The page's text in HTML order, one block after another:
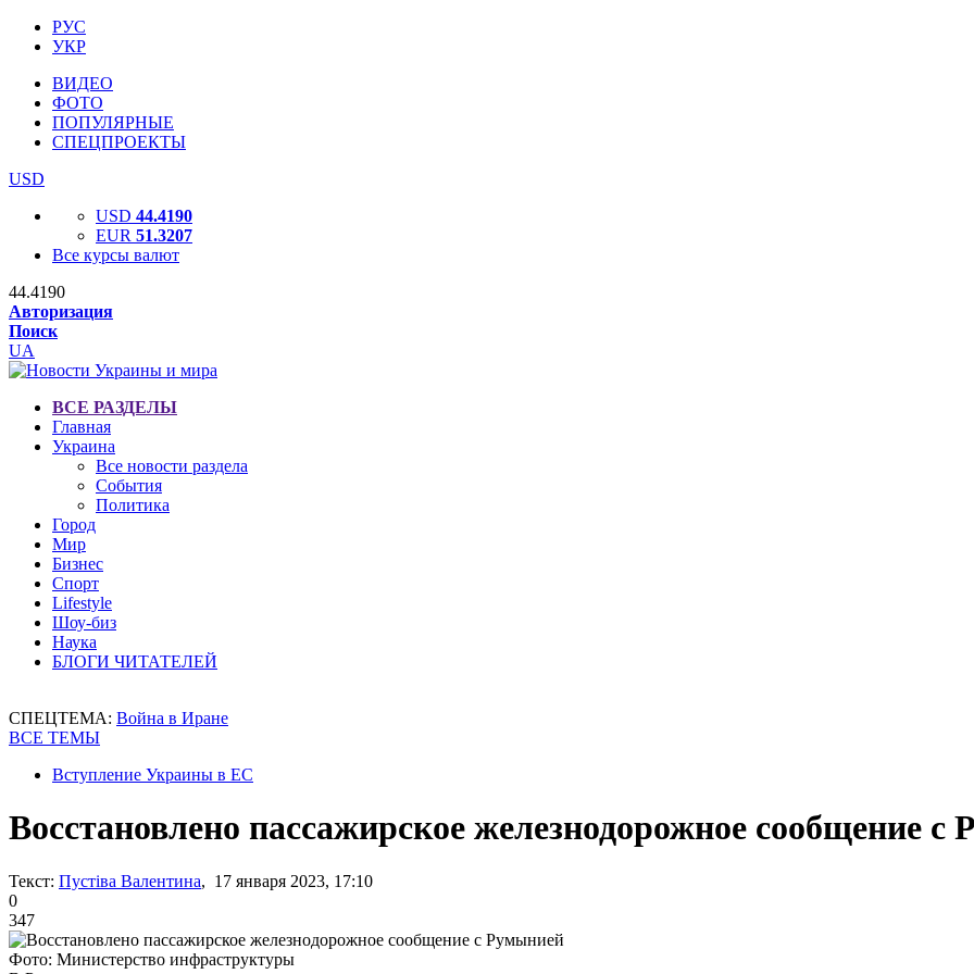
РУС
УКР
ВИДЕО
ФОТО
ПОПУЛЯРНЫЕ
СПЕЦПРОЕКТЫ
USD
USD 44.4190
EUR 51.3207
Все курсы валют
44.4190
Авторизация
Поиск
UA
ВСЕ РАЗДЕЛЫ
Главная
Украина
Все новости раздела
События
Политика
Город
Мир
Бизнес
Спорт
Lifestyle
Шоу-биз
Наука
БЛОГИ ЧИТАТЕЛЕЙ
СПЕЦТЕМА: Война в Иране
ВСЕ ТЕМЫ
Вступление Украины в ЕС
Восстановлено пассажирское железнодорожное сообщение с
Текст: Пустіва Валентина, 17 января 2023, 17:10
0
347
Фото: Министерство инфраструктуры